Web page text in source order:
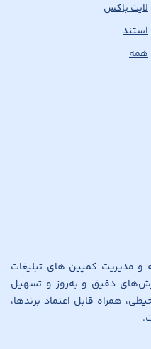
لایت باکس
استند
همه
و مدیریت کمپین های تبلیغات
دقیق و به‌روز و تسهیل
همراه قابل اعتماد برندها،